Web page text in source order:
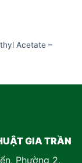
Acetate –
GIA TRẦN
Phường 2,